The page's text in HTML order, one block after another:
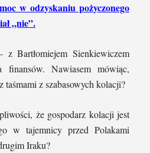
w odzyskaniu pożyczonego
„nie”.
Bartłomiejem Sienkiewiczem
Nawiasem mówiąc,
z szabasowych kolacji?
że gospodarz kolacji jest
w tajemnicy przed Polakami
Iraku?